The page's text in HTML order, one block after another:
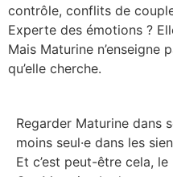
contrôle, conflits de
Experte des émotions ?
Mais Maturine n’enseigne
qu’elle cherche.
Regarder Maturine dans
moins seul·e dans les
Et c’est peut-être cela,